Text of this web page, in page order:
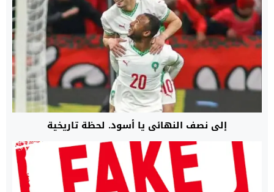
إلى نصف النهائي يا أسود. لحظة تاريخية